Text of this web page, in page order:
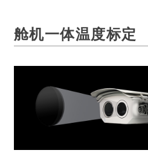
舱机一体温度标定